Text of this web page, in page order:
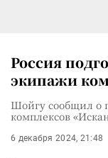
Россия
экипажи
Шойгу сообщил о
комплексов
6 декабря 2024, 21:48